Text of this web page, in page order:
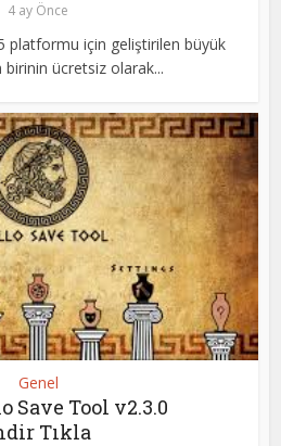
4 ay Önce
platformu için geliştirilen büyük
birinin ücretsiz olarak...
Genel
Save Tool v2.3.0
Tıkla